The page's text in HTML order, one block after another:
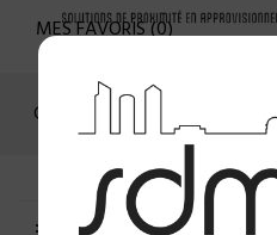
MES FAVORIS(0)
Connexion
MENU